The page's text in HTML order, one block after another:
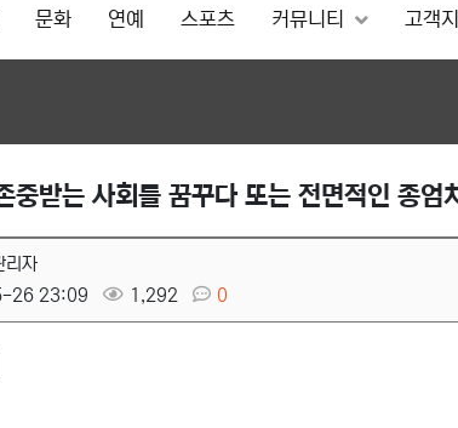
문화 연예 스포츠 커뮤니티 고객
중받는 사회를 꿈꾸다 또는 전면적인 종엄
리자
26 23:09
1,292 0